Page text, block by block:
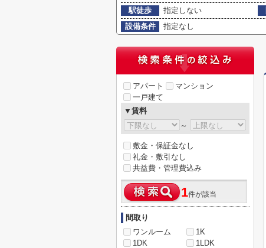
駅徒歩
指定しない
設備条件
指定なし
アパート
マンション
一戸建て
▼賃料
～
敷金・保証金なし
礼金・敷引なし
共益費・管理費込み
1件が該当
間取り
ワンルーム
1K
1DK
1LDK